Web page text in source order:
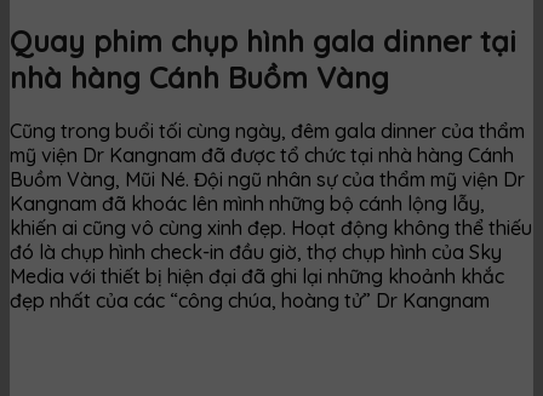
Quay phim chụp hình gala dinner tại
nhà hàng Cánh Buồm Vàng
Cũng trong buổi tối cùng ngày, đêm gala dinner của thẩm
mỹ viện Dr Kangnam đã được tổ chức tại nhà hàng Cánh
Buồm Vàng, Mũi Né. Đội ngũ nhân sự của thẩm mỹ viện Dr
Kangnam đã khoác lên mình những bộ cánh lộng lẫy,
khiến ai cũng vô cùng xinh đẹp. Hoạt động không thể thiếu
đó là chụp hình check-in đầu giờ, thợ chụp hình của Sky
Media với thiết bị hiện đại đã ghi lại những khoảnh khắc
đẹp nhất của các “công chúa, hoàng tử” Dr Kangnam